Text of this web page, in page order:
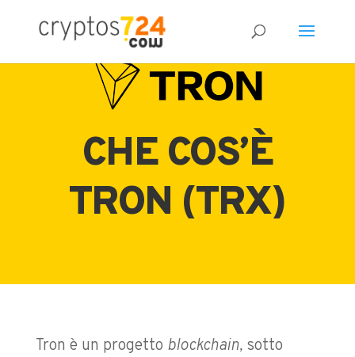
CHE COS’È
TRON (TRX)
Tron è un progetto blockchain,sotto